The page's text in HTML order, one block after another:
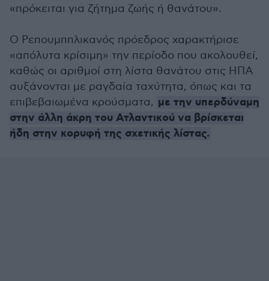
«πρόκειται για ζήτημα ζωής ή θανάτου».
Ο Ρεπουμππλικανός πρόεδρος χαρακτήρισε
«απόλυτα κρίσιμη» την περίοδο που ακολουθεί,
καθώς οι αριθμοί στη λίστα θανάτου στις ΗΠΑ
αυξάνονται με ραγδαία ταχύτητα, όπως και τα
επιβεβαιωμένα κρούσματα, με την υπερδύναμη
στην άλλη άκρη του Ατλαντικού να βρίσκεται
ήδη στην κορυφή της σχετικής λίστας.